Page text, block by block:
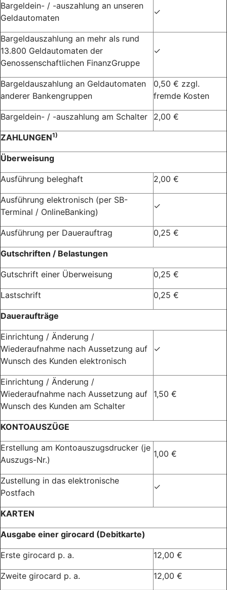
Bargeldein- / -auszahlung an unseren
Geldautomaten
✓
Bargeldauszahlung an mehr als rund
13.800 Geldautomaten der
Genossenschaftlichen FinanzGruppe
✓
Bargeldauszahlung an Geldautomaten
anderer Bankengruppen
0,50 € zzgl.
fremde Kosten
Bargeldein- / -auszahlung am Schalter 2,00 €
ZAHLUNGEN1)
Überweisung
Ausführung beleghaft 2,00 €
Ausführung elektronisch (per SB-
Terminal / OnlineBanking)
✓
Ausführung per Dauerauftrag 0,25 €
Gutschriften / Belastungen
Gutschrift einer Überweisung 0,25 €
Lastschrift 0,25 €
Daueraufträge
Einrichtung / Änderung /
Wiederaufnahme nach Aussetzung auf
Wunsch des Kunden elektronisch
✓
Einrichtung / Änderung /
Wiederaufnahme nach Aussetzung auf
Wunsch des Kunden am Schalter
1,50 €
KONTOAUSZÜGE
Erstellung am Kontoauszugsdrucker (je
Auszugs-Nr.)
1,00 €
Zustellung in das elektronische
Postfach
✓
KARTEN
Ausgabe einer girocard (Debitkarte)
Erste girocard p. a. 12,00 €
Zweite girocard p. a. 12,00 €